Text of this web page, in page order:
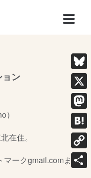
ン
在住。
マークgmail.comまで
X
Copy
Link